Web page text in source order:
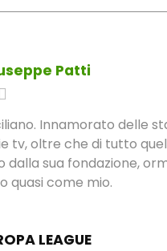
Patti
Innamorato delle
tv, oltre che di tutto
dalla sua fondazione,
quasi come mio.
LEAGUE